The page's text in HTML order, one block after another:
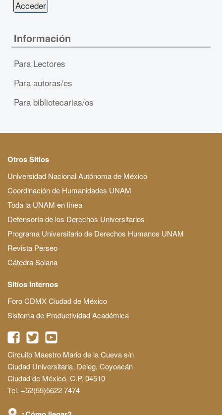
Información
Para Lectores
Para autoras/es
Para bibliotecarias/os
Otros Sitios
Universidad Nacional Autónoma de México
Coordinación de Humanidades UNAM
Toda la UNAM en línea
Defensoría de los Derechos Universitarios
Programa Universitario de Derechos Humanos UNAM
Revista Perseo
Cátedra Solana
Sitios Internos
Foro CDMX Ciudad de México
Sistema de Productividad Académica
Circuito Maestro Mario de la Cueva s/n
Ciudad Universitaria, Deleg. Coyoacán
Ciudad de México, C.P. 04510
Tel. +52(55)5622 7474